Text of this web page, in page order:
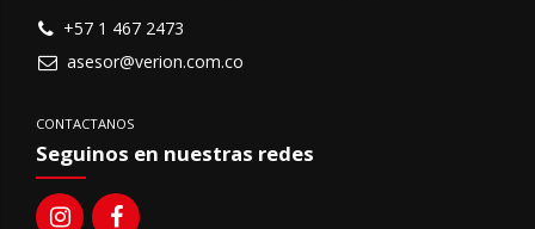
+57 1 467 2473
asesor@verion.com.co
CONTACTANOS
Seguinos en nuestras redes